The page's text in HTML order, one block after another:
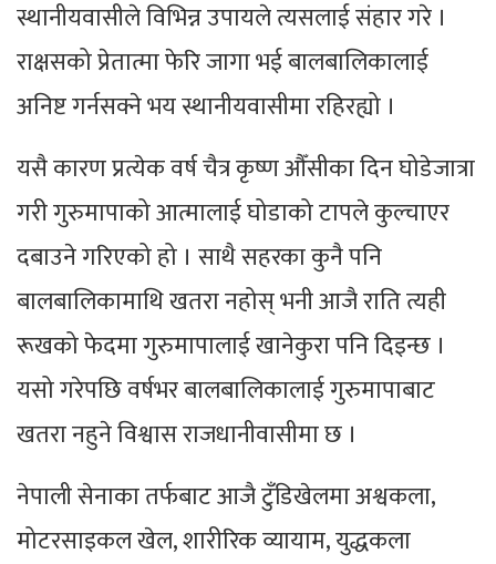
स्थानीयवासीले विभिन्न उपायले त्यसलाई संहार गरे ।
राक्षसको प्रेतात्मा फेरि जागा भई बालबालिकालाई
अनिष्ट गर्नसक्ने भय स्थानीयवासीमा रहिरह्यो ।
यसै कारण प्रत्येक वर्ष चैत्र कृष्ण औँसीका दिन घोडेजात्रा
गरी गुरुमापाको आत्मालाई घोडाको टापले कुल्चाएर
दबाउने गरिएको हो । साथै सहरका कुनै पनि
बालबालिकामाथि खतरा नहोस् भनी आजै राति त्यही
रूखको फेदमा गुरुमापालाई खानेकुरा पनि दिइन्छ ।
यसो गरेपछि वर्षभर बालबालिकालाई गुरुमापाबाट
खतरा नहुने विश्वास राजधानीवासीमा छ ।
नेपाली सेनाका तर्फबाट आजै टुँडिखेलमा अश्वकला,
मोटरसाइकल खेल, शारीरिक व्यायाम, युद्धकला